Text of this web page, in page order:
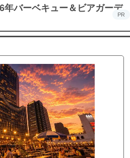
年バーベキュー＆ビアガーデ
PR